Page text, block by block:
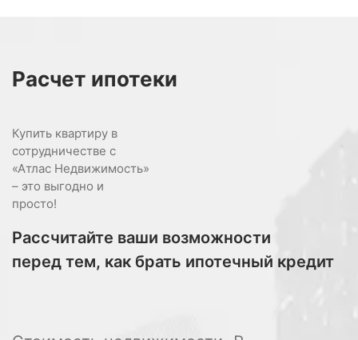
Расчет ипотеки
Купить квартиру в
сотрудничестве с
«Атлас Недвижимость»
– это выгодно и
просто!
Рассчитайте ваши возможности
перед тем, как брать ипотечный кредит